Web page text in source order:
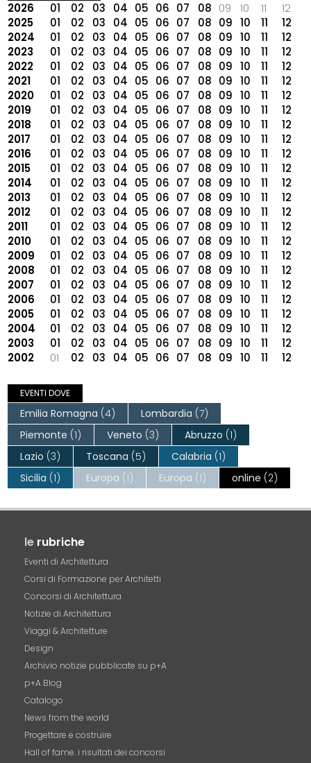
2026 01 02 03 04 05 06 07 08 09 10 11
12
2025
01 02 03 04 05 06 07 08 09 10 11
12
2024
01 02 03 04 05 06 07 08 09 10 11
12
2023
01 02 03 04 05 06 07 08 09 10 11
12
2022
01 02 03 04 05 06 07 08 09 10 11
12
2021
01 02 03 04 05 06 07 08 09 10 11
12
2020
01 02 03 04 05 06 07 08 09 10 11
12
2019
01 02 03 04 05 06 07 08 09 10 11
12
2018
01 02 03 04 05 06 07 08 09 10 11
12
2017
01 02 03 04 05 06 07 08 09 10 11
12
2016
01 02 03 04 05 06 07 08 09 10 11
12
2015
01 02 03 04 05 06 07 08 09 10 11
12
2014
01 02 03 04 05 06 07 08 09 10 11
12
2013
01 02 03 04 05 06 07 08 09 10 11
12
2012
01 02 03 04 05 06 07 08 09 10 11
12
2011
01 02 03 04 05 06 07 08 09 10 11
12
2010
01 02 03 04 05 06 07 08 09 10 11
12
2009
01 02 03 04 05 06 07 08 09 10 11
12
2008
01 02 03 04 05 06 07 08 09 10 11
12
2007
01 02 03 04 05 06 07 08 09 10 11
12
2006
01 02 03 04 05 06 07 08 09 10 11
12
2005
01 02 03 04 05 06 07 08 09 10 11
12
2004
01 02 03 04 05 06 07 08 09 10 11
12
2003
01 02 03 04 05 06 07 08 09 10 11
12
2002
01 02 03 04 05 06 07 08 09 10 11 12
EVENTI DOVE
Emilia Romagna (4) Lombardia (7)
Piemonte (1) Veneto (3) Abruzzo (1)
Lazio (3) Toscana (5) Calabria (1)
Sicilia (1) Europa (1) Europa (1) online (2)
le rubriche
Eventi di Architettura
Corsi di Formazione per Architetti
Concorsi di Architettura
Notizie di Architettura
Viaggi & Architetture
Design
Archivio notizie pubblicate su p+A
p+A Blog
Catalogo
News from the world
Progettare e costruire
Hall of fame. i risultati dei concorsi